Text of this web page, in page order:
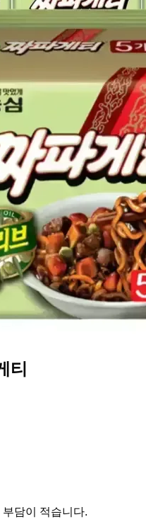
티
부담이 적습니다.